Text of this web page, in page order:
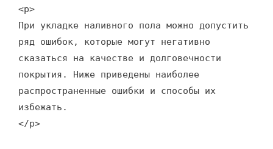
<p>
При укладке наливного пола можно допустить
ряд ошибок, которые могут негативно
сказаться на качестве и долговечности
покрытия. Ниже приведены наиболее
распространенные ошибки и способы их
избежать.
</p>